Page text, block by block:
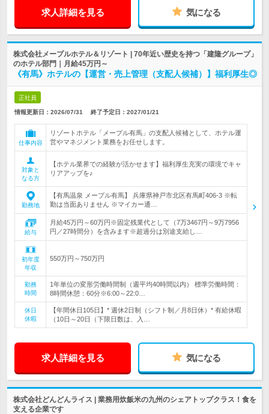
求人詳細を見る 気になる
株式会社メープルホテル＆リゾート | 70年近い歴史を持つ「建隆グループ」
のホテル部門｜月給45万円～
《有馬》ホテルの【運営・売上管理（支配人候補）】福利厚生◎
正社員
情報更新日：2026/07/31 終了予定日： 2027/01/21
仕事内容
リゾートホテル「メープル有馬」の支配人候補として、ホテル運
営やマネジメント業務をお任せします。
対象と
なる方
【ホテル業界での経験が活かせます】福利厚生充実の環境でキャ
リアアップを♪
勤務地
【有馬温泉 メープル有馬】 兵庫県神戸市北区有馬町406-3 ※転
勤は当面ありません ※マイカー通…
給与
月給45万円～60万円※固定残業代として（7万3467円～9万7956
円／27時間分）を含みます※超過分は別途支給し…
初年度
年収
550万円～750万円
勤務
時間
1年単位の変形労働時間制（週平均40時間以内） 標準労働時間：
8時間休憩：60分※6:00～22:0…
休日
休暇
【年間休日105日】* 週休2日制（シフト制／月8日休）* 有給休暇
（10日～20日（下限日数は、入…
求人詳細を見る 気になる
株式会社どんどんライス | 業務用炊飯米の九州のシェアトップクラス！食を
支える企業です